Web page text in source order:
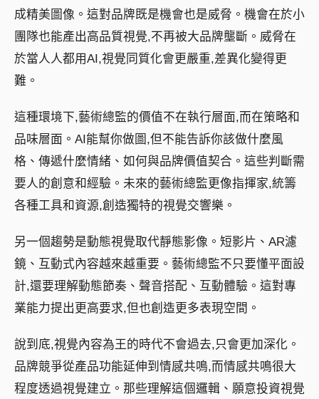
成精美圖像。這對品牌既是機會也是威脅。機會在於小
團隊也能產出高品質視覺,不再被大品牌壟斷。威脅在
於當人人都用AI,視覺同質化會更嚴重,差異化變得更
難。
這種環境下,藝術總監的價值不在執行層面,而在策略和
品味層面。AI能幫你做圖,但不能告訴你該做什麼風
格、傳遞什麼情緒、如何與品牌價值契合。這些判斷需
要人的創意和經驗。未來的藝術總監更像指揮家,統籌
各種工具和資源,創造獨特的視覺交響樂。
另一個趨勢是動態視覺取代靜態影像。短影片、AR濾
鏡、互動式內容越來越重要。藝術總監不只要懂平面設
計,還要理解動態節奏、聲音搭配、互動體驗。這對專
業能力提出更高要求,但也創造更多表現空間。
說到底,視覺內容為王的時代不會過去,只會更加深化。
品牌競爭從產品功能延伸到情感共鳴,而情感共鳴很大
程度透過視覺建立。那些理解這個邏輯、願意投資視覺